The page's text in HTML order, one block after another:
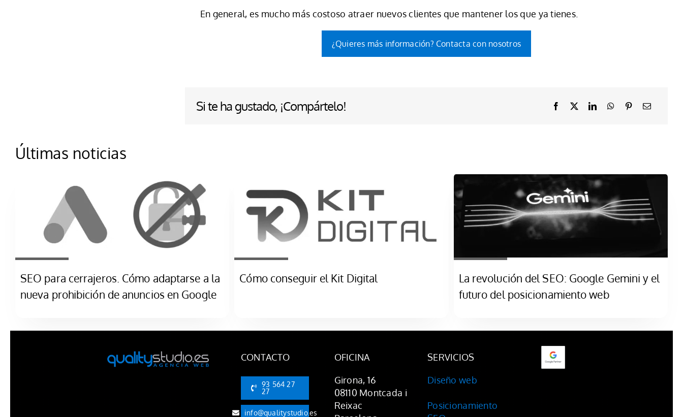
En general, es mucho más costoso atraer nuevos clientes que mantener los que ya tienes.
¿Quieres más información? Contacta con nosotros
Si te ha gustado, ¡Compártelo!
Últimas noticias
SEO para cerrajeros. Cómo adaptarse a la
nueva prohibición de anuncios en Google
Cómo conseguir el Kit Digital
La revolución del SEO: Google Gemini y el
futuro del posicionamiento web
CONTACTO
93 564 27
27
info@qualitystudio.es
OFICINA
Girona, 16
08110 Montcada i
Reixac
SERVICIOS
Diseño web
Posicionamiento